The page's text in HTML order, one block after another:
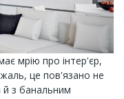
мрію про інтер'єр,
жаль, це пов'язано не
й з банальним